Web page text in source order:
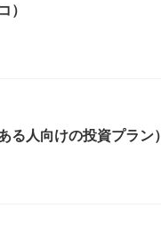
）
る人向けの投資プラン）